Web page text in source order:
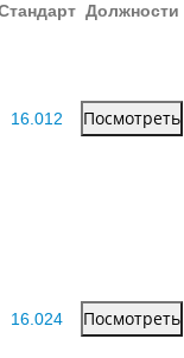
Должности
16.012 Посмотреть
16.024 Посмотреть